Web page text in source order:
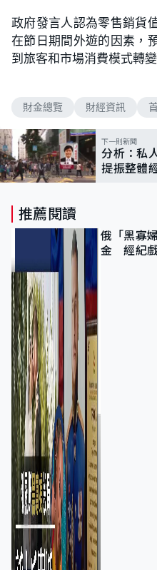
政府發言人認為零售銷貨
在節日期間外遊的因素，
到旅客和市場消費模式轉
財金總覽 財經資訊
下一則新聞
分析：私
提振整體
推薦閱讀
俄「黑寡
金 經紀戲